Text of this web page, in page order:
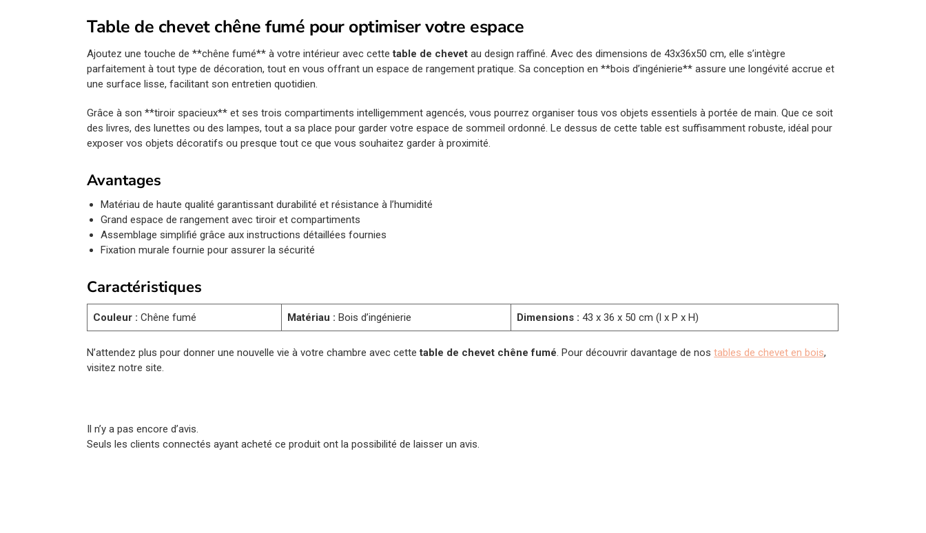
Table de chevet chêne fumé pour optimiser votre espace
Ajoutez une touche de **chêne fumé** à votre intérieur avec cettetable de chevet au design raffiné. Avec des dimensions de 43x36x50 cm, elle s’intègre
parfaitement à tout type de décoration, tout en vous offrant un espace de rangement pratique. Sa conception en **bois d’ingénierie** assure une longévité accrue et
une surface lisse, facilitant son entretien quotidien.
Grâce à son **tiroir spacieux** et ses trois compartiments intelligemment agencés, vous pourrez organiser tous vos objets essentiels à portée de main. Que ce soit
des livres, des lunettes ou des lampes, tout a sa place pour garder votre espace de sommeil ordonné. Le dessus de cette table est suffisamment robuste, idéal pour
exposer vos objets décoratifs ou presque tout ce que vous souhaitez garder à proximité.
Avantages
Matériau de haute qualité garantissant durabilité et résistance à l’humidité
Grand espace de rangement avec tiroir et compartiments
Assemblage simplifié grâce aux instructions détaillées fournies
Fixation murale fournie pour assurer la sécurité
Caractéristiques
Couleur : Chêne fumé Matériau : Bois d’ingénierie Dimensions : 43 x 36 x 50 cm (l x P x H)
N’attendez plus pour donner une nouvelle vie à votre chambre avec cettetable de chevet chêne fumé. Pour découvrir davantage de nostables de chevet en bois,
visitez notre site.
Il n’y a pas encore d’avis.
Seuls les clients connectés ayant acheté ce produit ont la possibilité de laisser un avis.